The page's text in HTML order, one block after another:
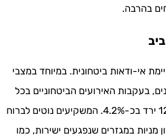
בהרבה.
אי-ודאות ביטחונית. במיוחד במצבי
בעקבות האירועים הביטחוניים בכל
הארץ, מדד ת"א-35 ירד בכ-5%, ומדד ת"א-125 ירד בכ-4.2%. המשקיעים נוטים לברוח
במגזרים שנפגעים ישירות, כמו